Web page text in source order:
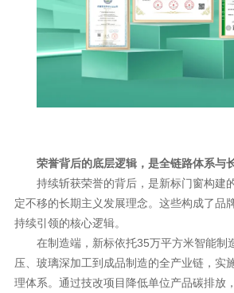
荣誉背后的底层逻辑，是全链路体系与
持续斩获荣誉的背后，是新标门窗构建
定不移的长期主义发展理念。这些构成了品
持续引领的核心逻辑。
在制造端，新标依托35万平方米智能制
压、玻璃深加工到成品制造的全产业链，实
理体系。通过技改项目降低单位产品碳排放